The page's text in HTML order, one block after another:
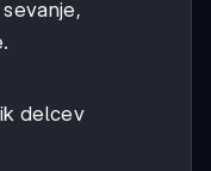
delcev